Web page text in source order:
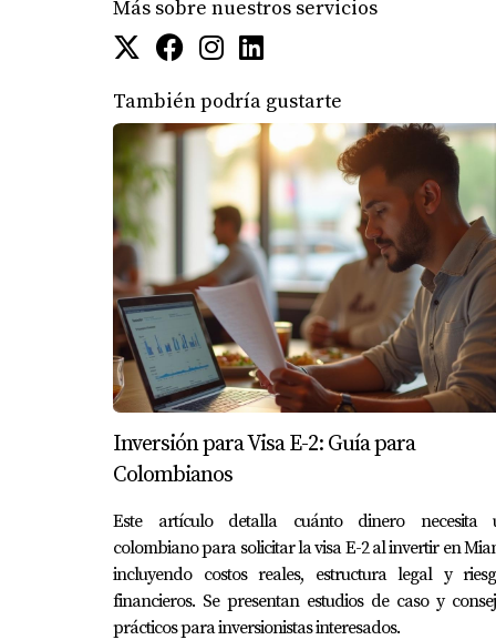
Más sobre nuestros servicios
También podría gustarte
Inversión para Visa E-2: Guía para
Colombianos
Este artículo detalla cuánto dinero necesita
colombiano para solicitar la visa E-2 al invertir en
incluyendo costos reales, estructura legal y
financieros. Se presentan estudios de caso y
prácticos para inversionistas interesados.